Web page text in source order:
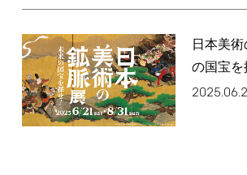
日本美
の国宝を